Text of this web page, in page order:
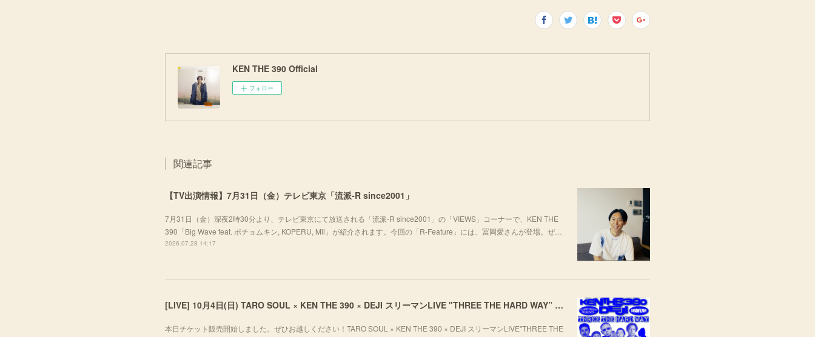
KEN THE 390 Official
フォロー
関連記事
【TV出演情報】7月31日（金）テレビ東京「流派-R since2001」
7月31日（金）深夜2時30分より、テレビ東京にて放送される「流派-R since2001」の「VIEWS」コーナーで、KEN THE
390「Big Wave feat. ポチョムキン, KOPERU, Mii」が紹介されます。今回の「R-Feature」には、冨岡愛さんが登場。ぜ…
2026.07.28 14:17
[LIVE] 10月4日(日) TARO SOUL × KEN THE 390 × DEJI スリーマンLIVE "THREE THE HARD WAY” @ ORD. 代官山
本日チケット販売開始しました。ぜひお越しください！TARO SOUL × KEN THE 390 × DEJI スリーマンLIVE"THREE THE